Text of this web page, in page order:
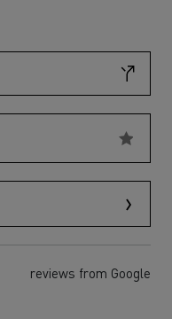
reviews from Google